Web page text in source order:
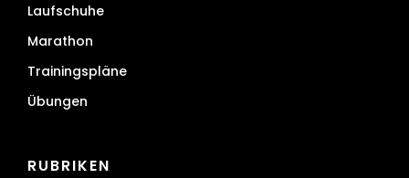
Laufschuhe
Marathon
Trainingspläne
Übungen
RUBRIKEN